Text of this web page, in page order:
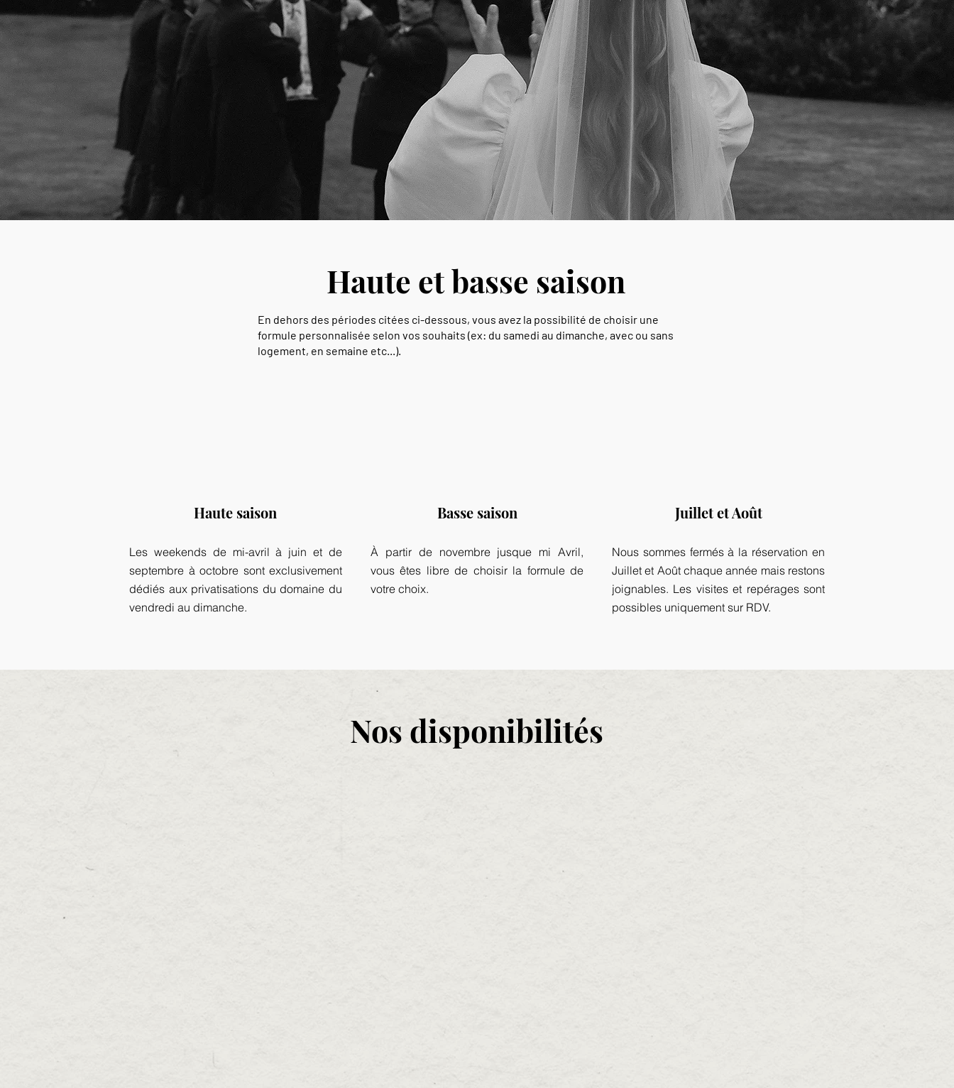
Haute et basse saison
En dehors des périodes citées ci-dessous, vous avez la possibilité de choisir une
formule personnalisée selon vos souhaits (ex: du samedi au dimanche, avec ou sans
logement, en semaine etc...).
Haute saison
Les weekends de mi-avril à juin et de
septembre à octobre sont exclusivement
dédiés aux privatisations du domaine du
vendredi au dimanche.
Basse saison
À partir de novembre jusque mi Avril,
vous êtes libre de choisir la formule de
votre choix.
Juillet et Août
Nous sommes fermés à la réservation en
Juillet et Août chaque année mais restons
joignables. Les visites et repérages sont
possibles uniquement sur RDV.
Nos disponibilités